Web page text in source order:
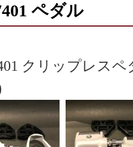
ペダル
クリップレスペ